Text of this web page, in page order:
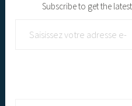
Subscribe to get the